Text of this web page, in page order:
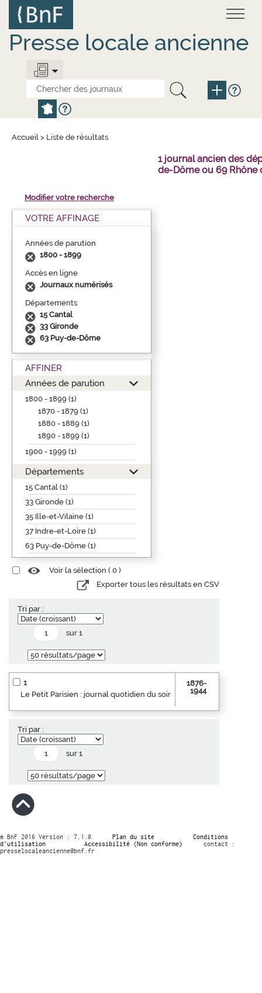
contenu
principal
Presse locale ancienne
Accueil > Liste de résultats
1 journal ancien des
de-Dôme ou 69 Rhône
Modifier votre recherche
VOTRE AFFINAGE
Années de parution
1800 - 1899
Accès en ligne
Journaux numérisés
Départements
15 Cantal
33 Gironde
63 Puy-de-Dôme
AFFINER
Années de parution
1800 - 1899 (1)
1870 - 1879 (1)
1880 - 1889 (1)
1890 - 1899 (1)
1900 - 1999 (1)
Départements
15 Cantal (1)
33 Gironde (1)
35 Ille-et-Vilaine (1)
37 Indre-et-Loire (1)
63 Puy-de-Dôme (1)
Voir la sélection ( 0 )
Exporter tous les résultats en CSV
Tri par :
sur 1
1
Le Petit Parisien : journal quotidien du soir
1876-
1944
Tri par :
sur 1
© BnF 2016 Version : 7.1.0 Plan du site
Conditions
d’utilisation
Accessibilité (Non conforme)
contact :
presselocaleancienne@bnf.fr
Panneau de gestion des cookies